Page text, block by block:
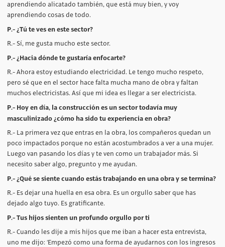
aprendiendo alicatado también, que está muy bien, y voy
aprendiendo cosas de todo.
P.- ¿Tú te ves en este sector?
R.- Sí, me gusta mucho este sector.
P.- ¿Hacia dónde te gustaría enfocarte?
R.- Ahora estoy estudiando electricidad. Le tengo mucho respeto,
pero sé que en el sector hace falta mucha mano de obra y faltan
muchos electricistas. Así que mi idea es llegar a ser electricista.
P.- Hoy en día, la construcción es un sector todavía muy
masculinizado ¿cómo ha sido tu experiencia en obra?
R.- La primera vez que entras en la obra, los compañeros quedan un
poco impactados porque no están acostumbrados a ver a una mujer.
Luego van pasando los días y te ven como un trabajador más. Si
necesito saber algo, pregunto y me ayudan.
P.- ¿Qué se siente cuando estás trabajando en una obra y se termina?
R.- Es dejar una huella en esa obra. Es un orgullo saber que has
dejado algo tuyo. Es gratificante.
P.- Tus hijos sienten un profundo orgullo por ti
R.- Cuando les dije a mis hijos que me iban a hacer esta entrevista,
uno me dijo: ‘Empezó como una forma de ayudarnos con los ingresos